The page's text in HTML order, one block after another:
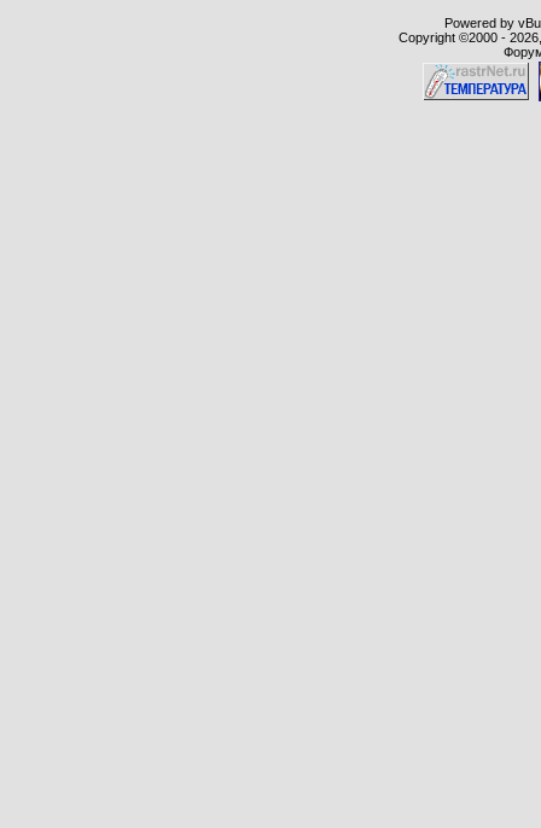
Powered by
Copyright ©2000 -